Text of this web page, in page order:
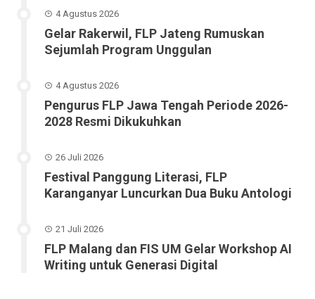
4 Agustus 2026
Gelar Rakerwil, FLP Jateng Rumuskan
Sejumlah Program Unggulan
4 Agustus 2026
Pengurus FLP Jawa Tengah Periode 2026-
2028 Resmi Dikukuhkan
26 Juli 2026
Festival Panggung Literasi, FLP
Karanganyar Luncurkan Dua Buku Antologi
21 Juli 2026
FLP Malang dan FIS UM Gelar Workshop AI
Writing untuk Generasi Digital